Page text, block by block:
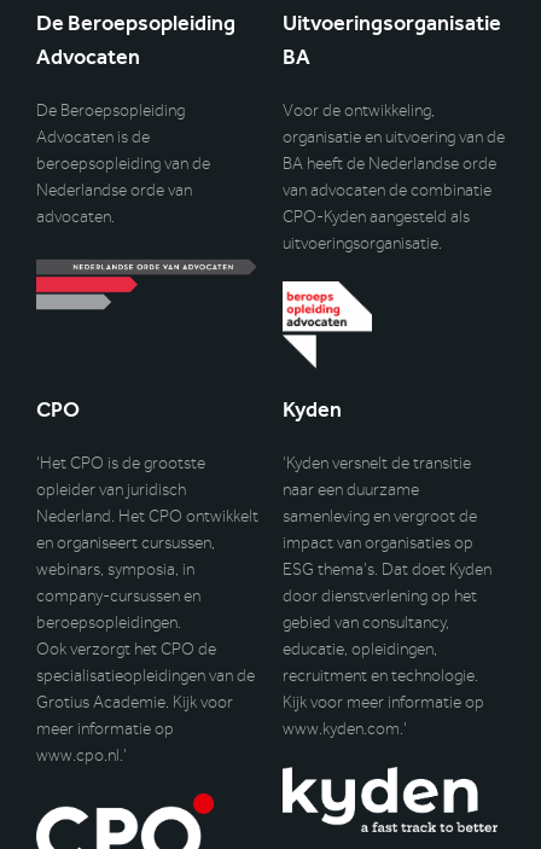
De Beroepsopleiding
Advocaten
De Beroepsopleiding
Advocaten is de
beroepsopleiding van de
Nederlandse orde van
advocaten.
Uitvoeringsorganisatie
BA
Voor de ontwikkeling,
organisatie en uitvoering van de
BA heeft de Nederlandse orde
van advocaten de combinatie
CPO-Kyden aangesteld als
uitvoeringsorganisatie.
CPO
‘Het CPO is de grootste
opleider van juridisch
Nederland. Het CPO ontwikkelt
en organiseert cursussen,
webinars, symposia, in
company-cursussen en
beroepsopleidingen.
Ook verzorgt het CPO de
specialisatieopleidingen van de
Grotius Academie. Kijk voor
meer informatie op
www.cpo.nl.’
Kyden
‘Kyden versnelt de transitie
naar een duurzame
samenleving en vergroot de
impact van organisaties op
ESG thema’s. Dat doet Kyden
door dienstverlening op het
gebied van consultancy,
educatie, opleidingen,
recruitment en technologie.
Kijk voor meer informatie op
www.kyden.com.’